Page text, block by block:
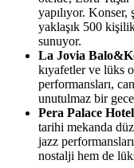
yapılıyor.
yaklaşık 500
sunuyor.
La Jovia
kıyafetler ve lüks
performansları,
unutulmaz bir
Pera Palace Hotel
tarihi mekanda
jazz
nostalji hem de